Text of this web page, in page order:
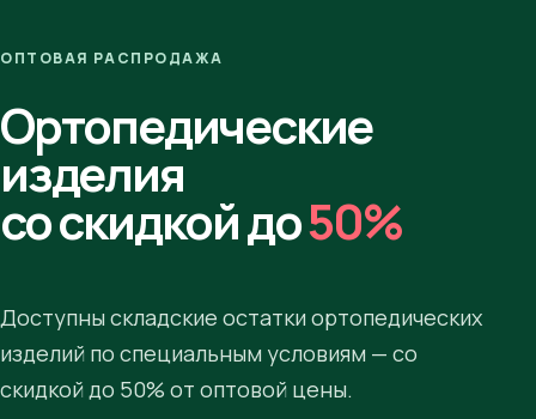
ОПТОВАЯ РАСПРОДАЖА
Ортопедические
изделия
со скидкой до50%
Доступны складские остатки ортопедических
изделий по специальным условиям — со
скидкой до 50% от оптовой цены.